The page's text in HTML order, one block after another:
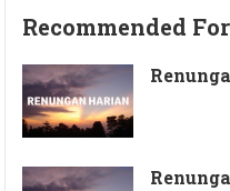
Recommended